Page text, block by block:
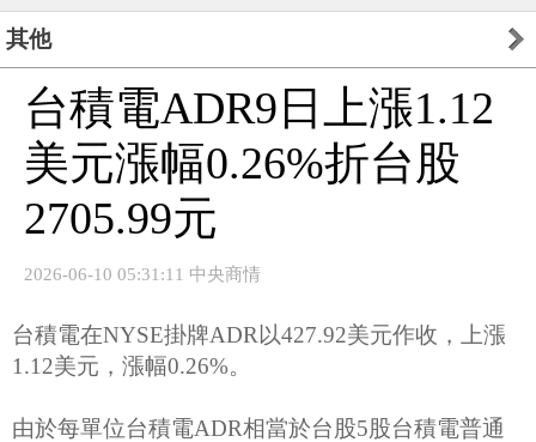
其他
台積電ADR9日上漲1.12
美元漲幅0.26%折台股
2705.99元
2026-06-10 05:31:11 中央商情
台積電在NYSE掛牌ADR以427.92美元作收，上漲
1.12美元，漲幅0.26%。
由於每單位台積電ADR相當於台股5股台積電普通